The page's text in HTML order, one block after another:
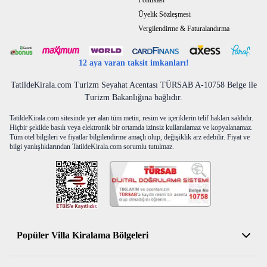
Üyelik Sözleşmesi
Vergilendirme & Faturalandırma
12 aya varan taksit imkanları!
TatildeKirala.com Turizm Seyahat Acentası TÜRSAB A-10758 Belge ile
Turizm Bakanlığına bağlıdır.
TatildeKirala.com sitesinde yer alan tüm metin, resim ve içeriklerin telif hakları saklıdır.
Hiçbir şekilde basılı veya elektronik bir ortamda izinsiz kullanılamaz ve kopyalanamaz.
Tüm otel bilgileri ve fiyatlar bilgilendirme amaçlı olup, değişiklik arz edebilir. Fiyat ve
bilgi yanlışlıklarından TatildeKirala.com sorumlu tutulmaz.
Popüler Villa Kiralama Bölgeleri
Antalya Kiralık Villa